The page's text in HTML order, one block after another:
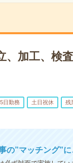
加工、検
日勤務 土日祝休 残
の”マッチング”に